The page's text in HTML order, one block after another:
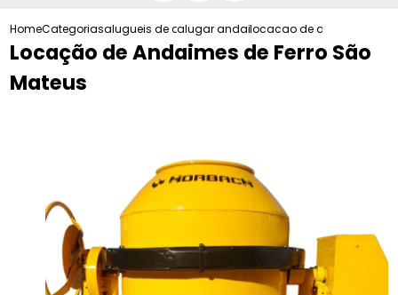
HomeCategoriasalugueis de andaimesalugar andaime em sao paulo
locacao de andaimes de
Locação de Andaimes de Ferro São
Mateus